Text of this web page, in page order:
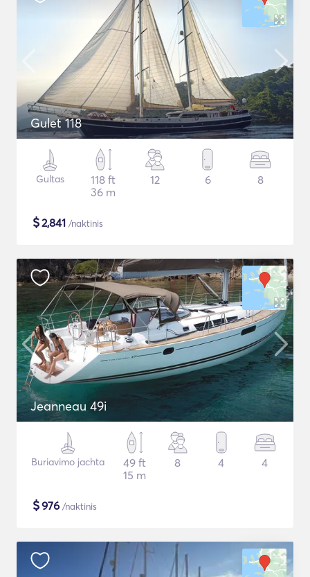
Gulet 118
Gultas
118 ft
36 m
12 6 8
$2,841 /naktinis
Jeanneau 49i
Buriavimo jachta
49 ft
15 m
8 4 4
$976 /naktinis